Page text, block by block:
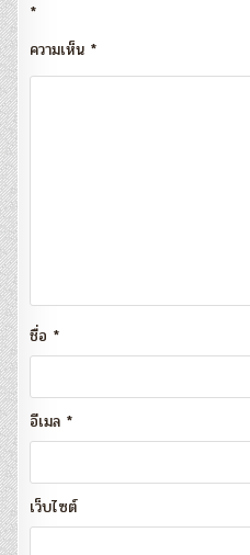
*
ความเห็น *
ชื่อ *
อีเมล *
เว็บไซต์